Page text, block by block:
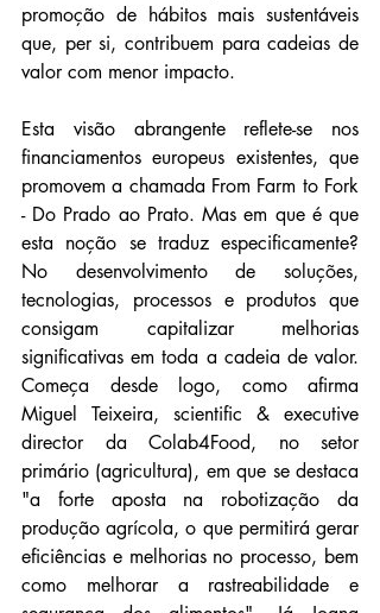
promoção de hábitos mais sustentáveis
que, per si, contribuem para cadeias de
valor com menor impacto.
Esta visão abrangente reflete-se nos
financiamentos europeus existentes, que
promovem a chamada From Farm to Fork
- Do Prado ao Prato. Mas em que é que
esta noção se traduz especificamente?
No desenvolvimento de soluções,
tecnologias, processos e produtos que
consigam capitalizar melhorias
significativas em toda a cadeia de valor.
Começa desde logo, como afirma
Miguel Teixeira, scientific & executive
director da Colab4Food, no setor
primário (agricultura), em que se destaca
"a forte aposta na robotização da
produção agrícola, o que permitirá gerar
eficiências e melhorias no processo, bem
como melhorar a rastreabilidade e